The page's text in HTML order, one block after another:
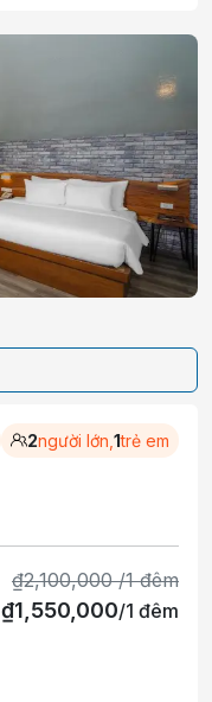
2người lớn, 1trẻ em
₫2,100,000 /1 đêm
₫1,550,000/1 đêm